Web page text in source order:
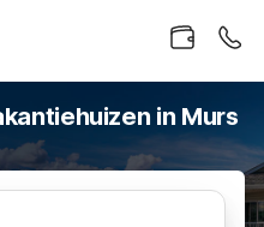
in Murs